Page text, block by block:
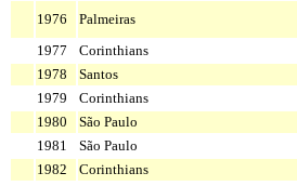
1976 Palmeiras
1977
Corinthians
1978
Santos
1979
Corinthians
1980
São Paulo
1981
São Paulo
1982
Corinthians